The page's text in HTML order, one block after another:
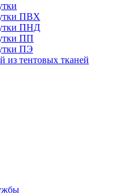
ПВХ
ПНД
ПП
ПЭ
из тентовых тканей